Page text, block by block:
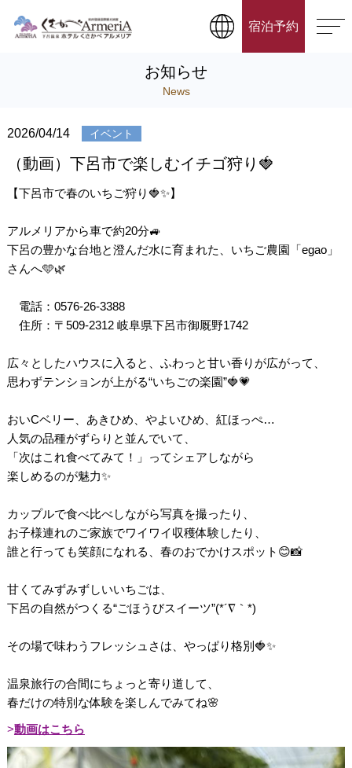
宿泊予約
お知らせ
News
2026/04/14 イベント
（動画）下呂市で楽しむイチゴ狩り🍓
【下呂市で春のいちご狩り🍓✨】
アルメリアから車で約20分🚙
下呂の豊かな台地と澄んだ水に育まれた、いちご農園「egao」
さんへ🩵🌿
電話：0576-26-3388
住所：〒509-2312 岐阜県下呂市御厩野1742
広々としたハウスに入ると、ふわっと甘い香りが広がって、
思わずテンションが上がる“いちごの楽園”🍓💗
おいCベリー、あきひめ、やよいひめ、紅ほっぺ…
人気の品種がずらりと並んでいて、
「次はこれ食べてみて！」ってシェアしながら
楽しめるのが魅力✨
カップルで食べ比べしながら写真を撮ったり、
お子様連れのご家族でワイワイ収穫体験したり、
誰と行っても笑顔になれる、春のおでかけスポット😊📸
甘くてみずみずしいいちごは、
下呂の自然がつくる“ごほうびスイーツ”(*´∇｀*)
その場で味わうフレッシュさは、やっぱり格別🍓✨
温泉旅行の合間にちょっと寄り道して、
春だけの特別な体験を楽しんでみてね🌸
動画はこちら